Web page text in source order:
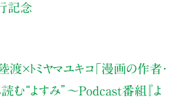
記念
×トミヤマユキコ「漫画の作者・
む“よすみ” 〜Podcast番組『よ